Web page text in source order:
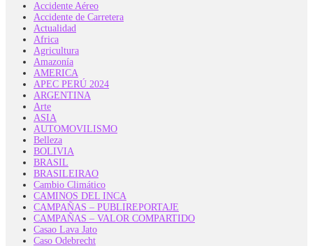
Accidente Aéreo
Accidente de Carretera
Actualidad
Africa
Agricultura
Amazonía
AMERICA
APEC PERÚ 2024
ARGENTINA
Arte
ASIA
AUTOMOVILISMO
Belleza
BOLIVIA
BRASIL
BRASILEIRAO
Cambio Climático
CAMINOS DEL INCA
CAMPAÑAS – PUBLIREPORTAJE
CAMPAÑAS – VALOR COMPARTIDO
Casao Lava Jato
Caso Odebrecht